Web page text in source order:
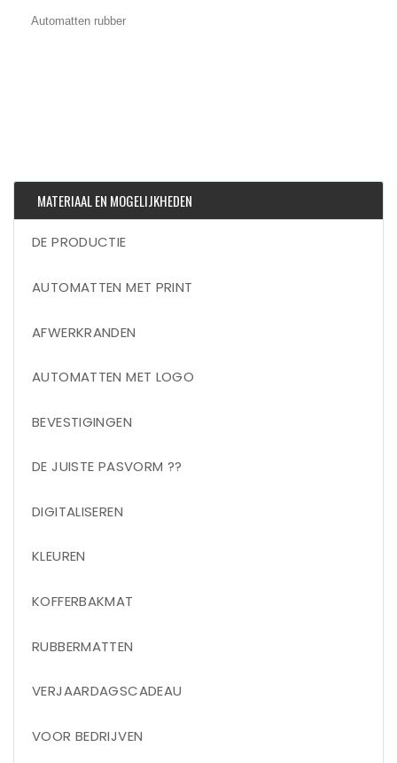
Automatten rubber
MATERIAAL EN MOGELIJKHEDEN
DE PRODUCTIE
AUTOMATTEN MET PRINT
AFWERKRANDEN
AUTOMATTEN MET LOGO
BEVESTIGINGEN
DE JUISTE PASVORM ??
DIGITALISEREN
KLEUREN
KOFFERBAKMAT
RUBBERMATTEN
VERJAARDAGSCADEAU
VOOR BEDRIJVEN